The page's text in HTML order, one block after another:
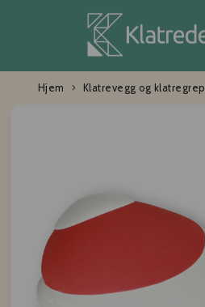
Hjem Klatrevegg og klatregrep